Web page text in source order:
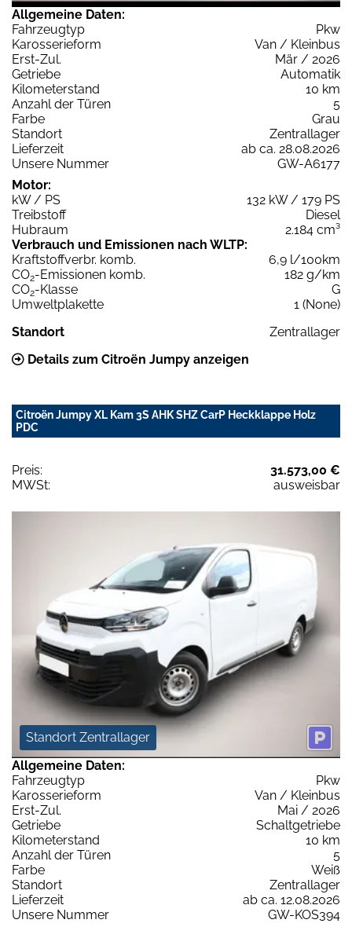
Allgemeine Daten:
Fahrzeugtyp
Pkw
Karosserieform
Van / Kleinbus
Erst-Zul.
Mär / 2026
Getriebe
Automatik
Kilometerstand
10 km
Anzahl der Türen
5
Farbe
Grau
Standort
Zentrallager
Lieferzeit
ab ca. 28.08.2026
Unsere Nummer
GW-A6177
Motor:
kW / PS
132 kW / 179 PS
Treibstoff
Diesel
Hubraum
2.184 cm³
Verbrauch und Emissionen nach WLTP:
Kraftstoffverbr. komb.
6,9 l/100km
CO2-Emissionen komb.
182 g/km
CO2-Klasse
G
Umweltplakette
1 (None)
Standort
Zentrallager
Details zum Citroën Jumpy anzeigen
Citroën Jumpy XL Kam 3S AHK SHZ CarP Heckklappe Holz
PDC
Preis:
31.573,00 €
MWSt:
ausweisbar
Standort Zentrallager
Allgemeine Daten:
Fahrzeugtyp
Pkw
Karosserieform
Van / Kleinbus
Erst-Zul.
Mai / 2026
Getriebe
Schaltgetriebe
Kilometerstand
10 km
Anzahl der Türen
5
Farbe
Weiß
Standort
Zentrallager
Lieferzeit
ab ca. 12.08.2026
Unsere Nummer
GW-KOS394